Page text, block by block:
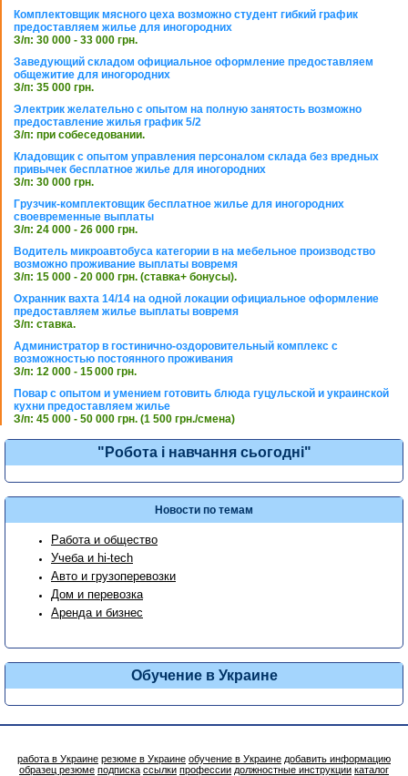
Комплектовщик мясного цеха возможно студент гибкий график
предоставляем жилье для иногородних
З/п: 30 000 - 33 000 грн.
Заведующий складом официальное оформление предоставляем
общежитие для иногородних
З/п: 35 000 грн.
Электрик желательно с опытом на полную занятость возможно
предоставление жилья график 5/2
З/п: при собеседовании.
Кладовщик с опытом управления персоналом склада без вредных
привычек бесплатное жилье для иногородних
З/п: 30 000 грн.
Грузчик-комплектовщик бесплатное жилье для иногородних
своевременные выплаты
З/п: 24 000 - 26 000 грн.
Водитель микроавтобуса категории в на мебельное производство
возможно проживание выплаты вовремя
З/п: 15 000 - 20 000 грн. (ставка+ бонусы).
Охранник вахта 14/14 на одной локации официальное оформление
предоставляем жилье выплаты вовремя
З/п: ставка.
Администратор в гостинично-оздоровительный комплекс с
возможностью постоянного проживания
З/п: 12 000 - 15 000 грн.
Повар с опытом и умением готовить блюда гуцульской и украинской
кухни предоставляем жилье
З/п: 45 000 - 50 000 грн. (1 500 грн./смена)
"Робота і навчання сьогодні"
Новости по темам
Работа и общество
Учеба и hi-tech
Авто и грузоперевозки
Дом и перевозка
Аренда и бизнес
Обучение в Украине
работа в Украине резюме в Украине обучение в Украине добавить информацию
образец резюме подписка ссылки профессии должностные инструкции каталог